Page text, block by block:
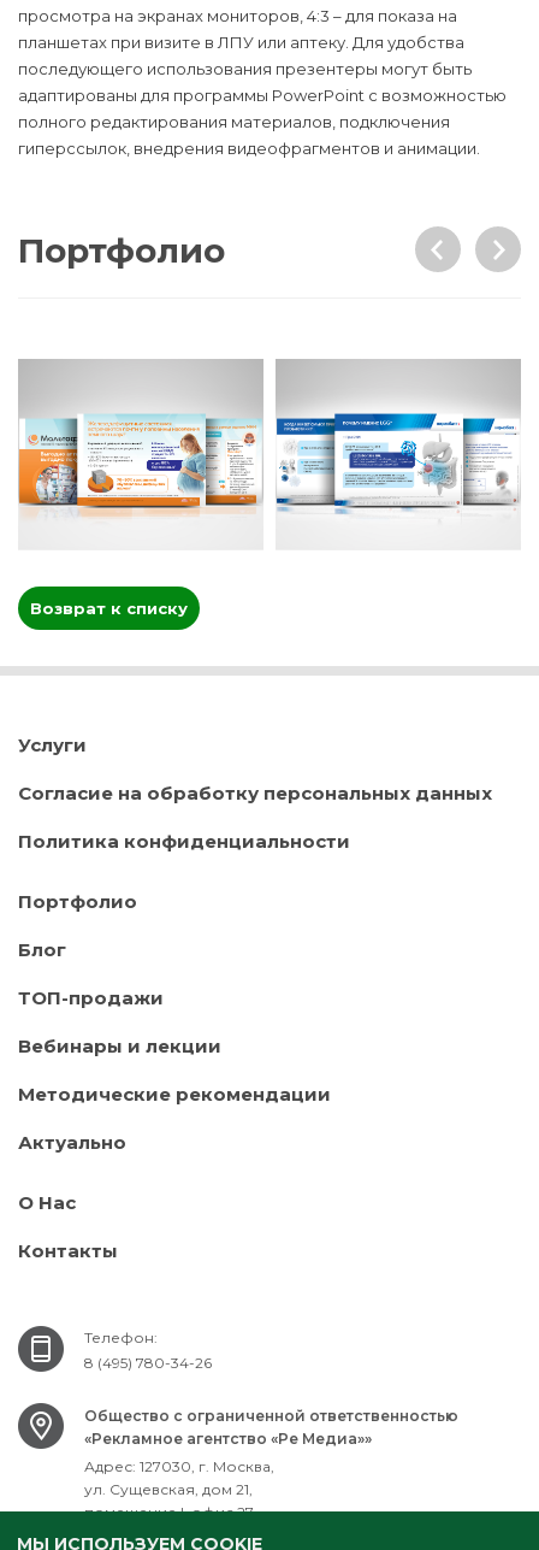
просмотра на экранах мониторов, 4:3 – для показа на
планшетах при визите в ЛПУ или аптеку. Для удобства
последующего использования презентеры могут быть
адаптированы для программы PowerPoint с возможностью
полного редактирования материалов, подключения
гиперссылок, внедрения видеофрагментов и анимации.
Портфолио
Возврат к списку
Услуги
Согласие на обработку персональных данных
Политика конфиденциальности
Портфолио
Блог
ТОП-продажи
Вебинары и лекции
Методические рекомендации
Актуально
О Нас
Контакты
Телефон:
8 (495) 780-34-26
Общество с ограниченной ответственностью
«Рекламное агентство «Ре Медиа»»
Адрес: 127030, г. Москва,
ул. Сущевская, дом 21,
помещение I, офис 27
ИНН: 7701751061
МЫ ИСПОЛЬЗУЕМ COOKIE